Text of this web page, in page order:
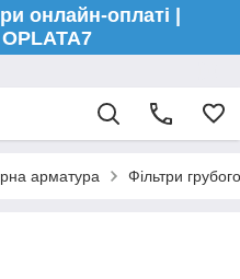
онлайн-оплаті |
арматура Фільтри